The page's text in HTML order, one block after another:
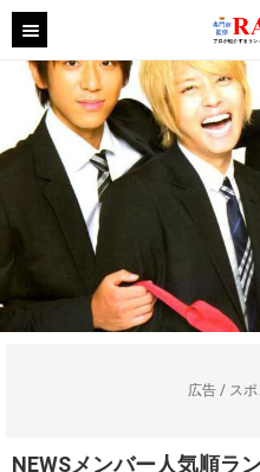
広告 / ス
NEWSメンバー人気順ラ